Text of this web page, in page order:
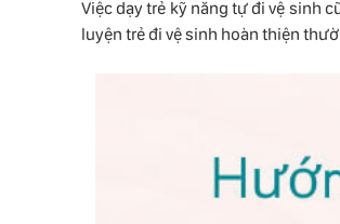
Việc dạy trẻ kỹ năng tự đi vệ sinh
luyện trẻ đi vệ sinh hoàn thiện